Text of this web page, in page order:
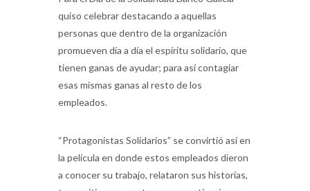
quiso celebrar destacando a aquellas
personas que dentro de la organización
promueven día a día el espíritu solidario, que
tienen ganas de ayudar; para así contagiar
esas mismas ganas al resto de los
empleados.
“Protagonistas Solidarios” se convirtió así en
la película en donde estos empleados dieron
a conocer su trabajo, relataron sus historias,